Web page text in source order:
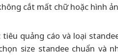
cắt mất chữ hoặc hình
quảng cáo và loại
size standee chuẩn và